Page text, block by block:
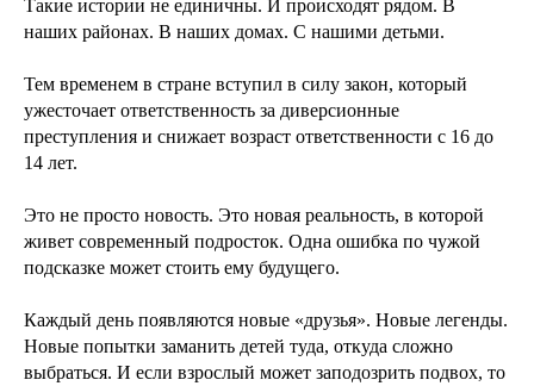
Такие истории не единичны. И происходят рядом. В
наших районах. В наших домах. С нашими детьми.
Тем временем в стране вступил в силу закон, который
ужесточает ответственность за диверсионные
преступления и снижает возраст ответственности с 16 до
14 лет.
Это не просто новость. Это новая реальность, в которой
живет современный подросток. Одна ошибка по чужой
подсказке может стоить ему будущего.
Каждый день появляются новые «друзья». Новые легенды.
Новые попытки заманить детей туда, откуда сложно
выбраться. И если взрослый может заподозрить подвох, то